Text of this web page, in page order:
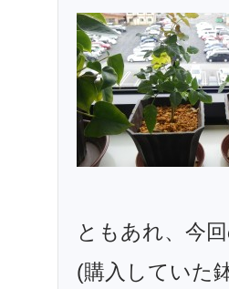
ともあれ、今
(購入していた